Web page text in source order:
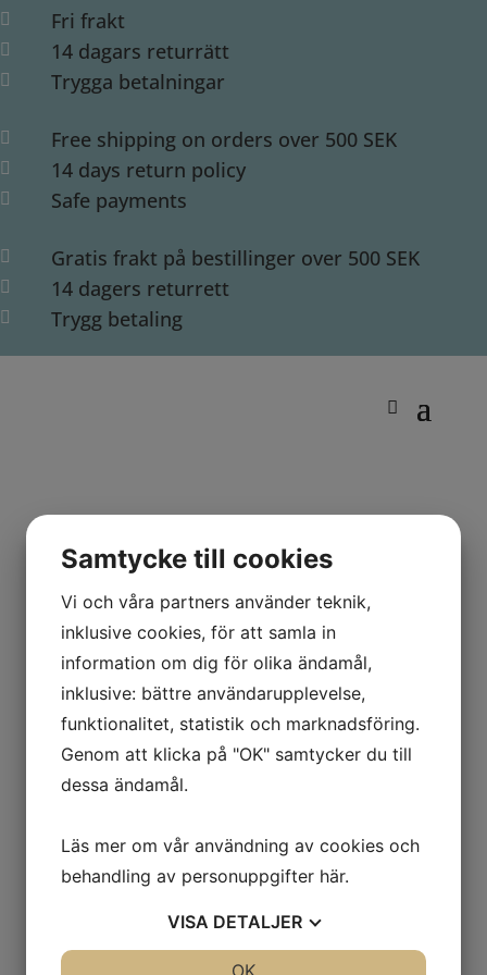
 Fri frakt
 14 dagars returrätt
 Trygga betalningar
 Free shipping on orders over 500 SEK
 14 days return policy
 Safe payments
 Gratis frakt på bestillinger over 500 SEK
 14 dagers returrett
 Trygg betaling
Contact us
Name
E-mail
Message
Send
mama-8-2007
Samtycke till cookies
Vi och våra partners använder teknik,
inklusive cookies, för att samla in
information om dig för olika ändamål,
inklusive: bättre användarupplevelse,
funktionalitet, statistik och marknadsföring.
Genom att klicka på "OK" samtycker du till
dessa ändamål.
Läs mer om vår användning av cookies och
behandling av personuppgifter här.
VISA DETALJER
OK